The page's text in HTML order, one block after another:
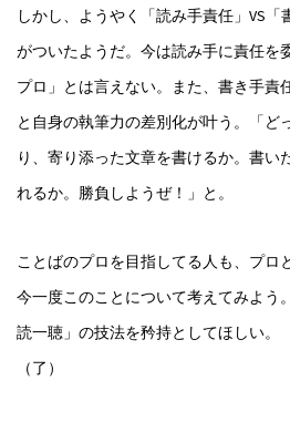
しかし、ようやく「読み手責任」VS
がついたようだ。今は読み手に責任を
プロ」とは言えない。また、書き手責
と自身の執筆力の差別化が叶う。「ど
り、寄り添った文章を書けるか。書い
れるか。勝負しようぜ！」と。
ことばのプロを目指してる人も、プロ
今一度このことについて考えてみよう
読一聴」の技法を矜持としてほしい。
（了）